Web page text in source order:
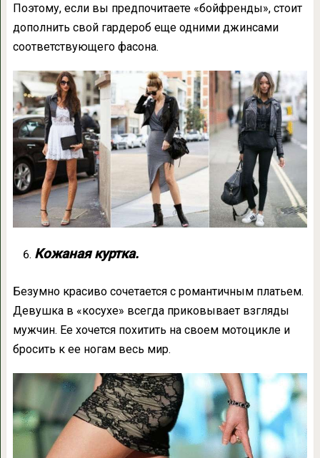
Поэтому, если вы предпочитаете «бойфренды», стоит
дополнить свой гардероб еще одними джинсами
соответствующего фасона.
Кожаная куртка.
Безумно красиво сочетается с романтичным платьем.
Девушка в «косухе» всегда приковывает взгляды
мужчин. Ее хочется похитить на своем мотоцикле и
бросить к ее ногам весь мир.